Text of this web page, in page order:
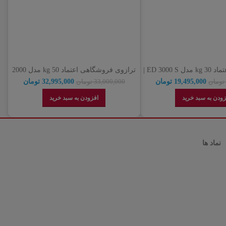
رسمی اعتمادتومان 19,495,000 تومان
به سبد خرید
ترازوی فروشگاهی اعتماد 50 kg مدل 2000
f2 | نمایندگی رسمی اعتماد
33,000,000 تومان 32,995,000 تومان
افزودن به سبد خرید
نماد ها